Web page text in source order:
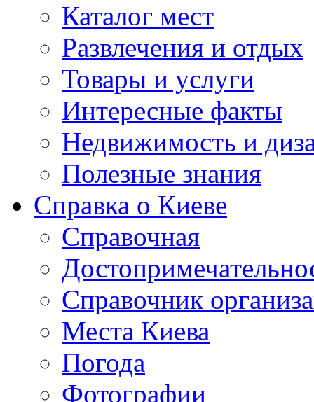
Каталог мест
Развлечения и отдых
Товары и услуги
Интересные факты
Недвижимость и
Полезные знания
Справка о Киеве
Справочная
Справочник
Места Киева
Погода
Фотографии